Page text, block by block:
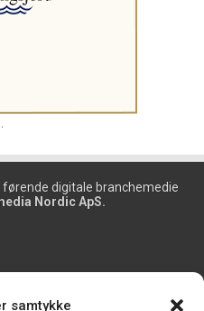
samtykke
førende digitale branchemedie
Nordic ApS.